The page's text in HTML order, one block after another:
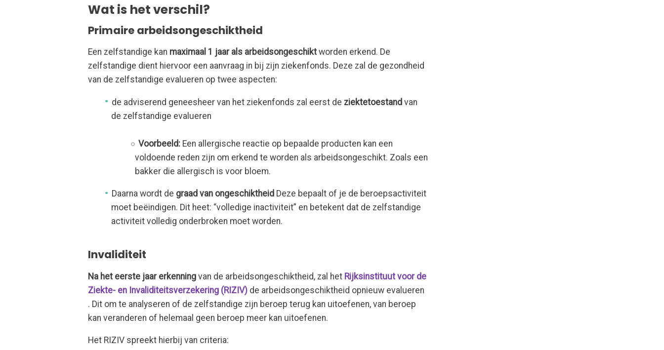
Wat is het verschil?
Primaire arbeidsongeschiktheid
Een zelfstandige kan maximaal 1 jaar als arbeidsongeschikt worden erkend. De
zelfstandige dient hiervoor een aanvraag in bij zijn ziekenfonds. Deze zal de gezondheid
van de zelfstandige evalueren op twee aspecten:
de adviserend geneesheer van het ziekenfonds zal eerst de ziektetoestandvan
de zelfstandige evalueren
Voorbeeld:Een allergische reactie op bepaalde producten kan een
voldoende reden zijn om erkend te worden als arbeidsongeschikt. Zoals een
bakker die allergisch is voor bloem.
Daarna wordt de graad van ongeschiktheidDeze bepaalt of je de beroepsactiviteit
moet beëindigen. Dit heet: “volledige inactiviteit” en betekent dat de zelfstandige
activiteit volledig onderbroken moet worden.
Invaliditeit
Na het eerste jaar erkenning van de arbeidsongeschiktheid, zal het Rijksinstituut voor de
Ziekte- en Invaliditeitsverzekering (RIZIV) de arbeidsongeschiktheid opnieuw evalueren
. Dit om te analyseren of de zelfstandige zijn beroep terug kan uitoefenen, van beroep
kan veranderen of helemaal geen beroep meer kan uitoefenen.
Het RIZIV spreekt hierbij van criteria: